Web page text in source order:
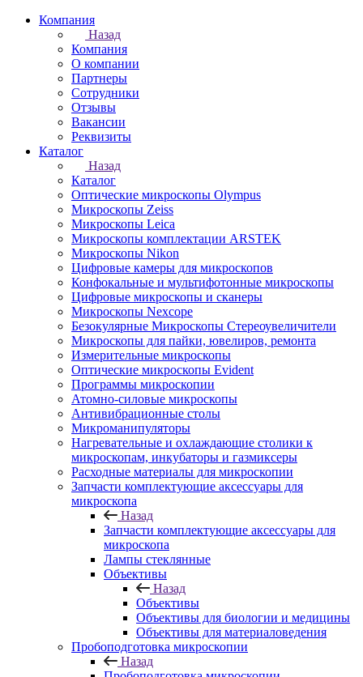
Компания
Назад
Компания
О компании
Партнеры
Сотрудники
Отзывы
Вакансии
Реквизиты
Каталог
Назад
Каталог
Оптические микроскопы Olympus
Микроскопы Zeiss
Микроскопы Leica
Микроскопы комплектации ARSTEK
Микроскопы Nikon
Цифровые камеры для микроскопов
Конфокальные и мультифотонные микроскопы
Цифровые микроскопы и сканеры
Микроскопы Nexcope
Безокулярные Микроскопы Стереоувеличители
Микроскопы для пайки, ювелиров, ремонта
Измерительные микроскопы
Оптические микроскопы Evident
Программы микроскопии
Атомно-силовые микроскопы
Антивибрационные столы
Микроманипуляторы
Нагревательные и охлаждающие столики к
микроскопам, инкубаторы и газмиксеры
Расходные материалы для микроскопии
Запчасти комплектующие аксессуары для
микроскопа
Назад
Запчасти комплектующие аксессуары для
микроскопа
Лампы стеклянные
Объективы
Назад
Объективы
Объективы для биологии и медицины
Объективы для материаловедения
Пробоподготовка микроскопии
Назад